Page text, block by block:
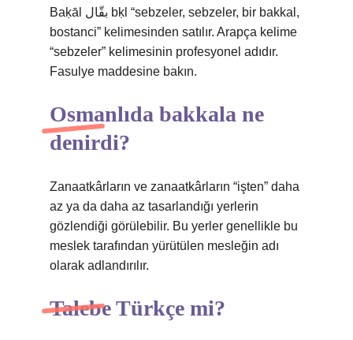
Baḳāl بقّال bḳl “sebzeler, sebzeler, bir bakkal,
bostanci” kelimesinden satılır. Arapça kelime
“sebzeler” kelimesinin profesyonel adıdır.
Fasulye maddesine bakın.
Osmanlıda bakkala ne
denirdi?
Zanaatkârların ve zanaatkârların “işten” daha
az ya da daha az tasarlandığı yerlerin
gözlendiği görülebilir. Bu yerler genellikle bu
meslek tarafından yürütülen mesleğin adı
olarak adlandırılır.
Talebe Türkçe mi?